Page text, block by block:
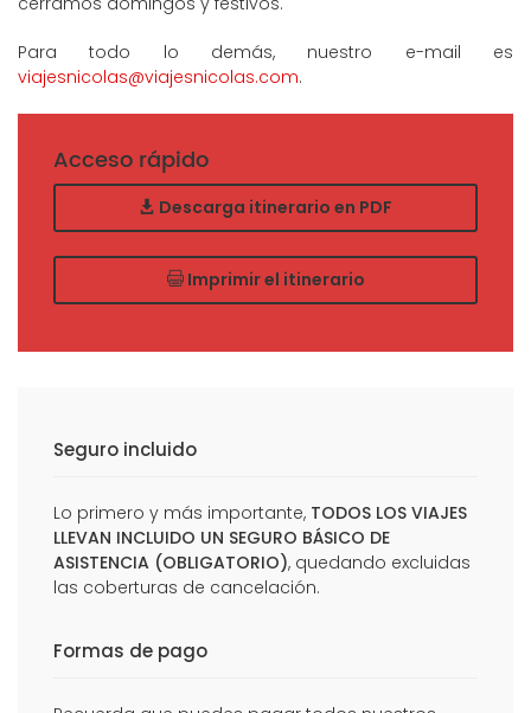
Para todo lo demás, nuestro e-mail es
viajesnicolas@viajesnicolas.com.
Acceso rápido
Descarga itinerario en PDF
Imprimir el itinerario
Seguro incluido
Lo primero y más importante, TODOS LOS VIAJES
LLEVAN INCLUIDO UN SEGURO BÁSICO DE
ASISTENCIA (OBLIGATORIO), quedando excluidas
las coberturas de cancelación.
Formas de pago